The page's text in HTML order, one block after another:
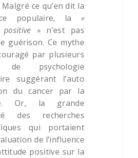
Malgré ce qu’en dit la
populaire, la «
positive » n’est pas
guérison. Ce mythe
par plusieurs
de psychologie
suggérant l’auto
du cancer par la
Or, la grande
des recherches
qui portaient
de l’influence
positive sur la